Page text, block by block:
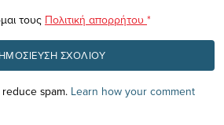
τους Πολιτική απορρήτου *
spam. Learn how your comment